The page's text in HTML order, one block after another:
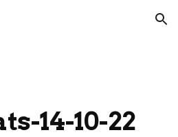
Skip to navigation
14-10-22